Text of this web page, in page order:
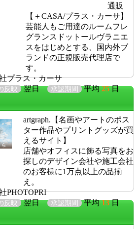
通販
【＋CASA/プラス・カーサ】
芸能人もご用達のルームフレ
グランスドットールヴラニエ
スをはじめとする、国内外ブ
ランドの正規販売代理店で
す。
プラス・カーサ
反映 翌日 承認期間 平均25日
artgraph.【名画やアートのポス
ター作品やプリントグッズが買
えるサイト】
店舗やオフィスに飾る写真をお
探しのデザイン会社や施工会社
のお客様に1万点以上の品揃
え。
PHOTOPRI
反映 翌日 承認期間 平均13日